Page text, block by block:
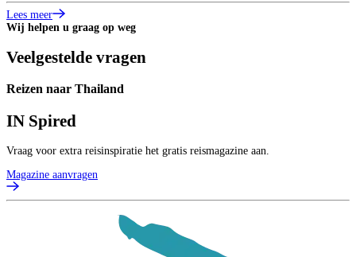
Lees meer
Wij helpen u graag op weg
Veelgestelde vragen
Reizen naar Thailand
IN Spired
Vraag voor extra reisinspiratie het gratis reismagazine aan.
Magazine aanvragen